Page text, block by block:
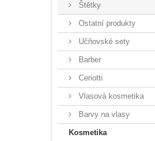
Štětky
Ostatní produkty
Učňovské sety
Barber
Ceriotti
Vlasová kosmetika
Barvy na vlasy
Kosmetika